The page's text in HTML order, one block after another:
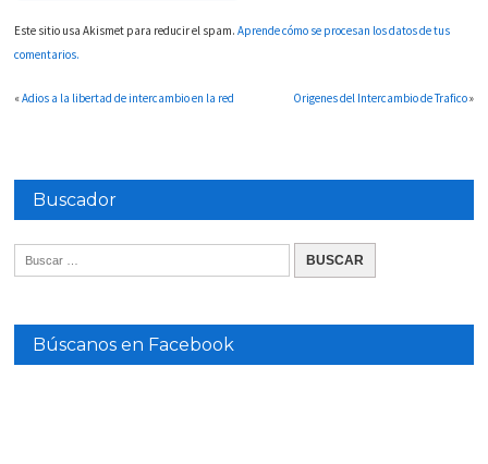
Este sitio usa Akismet para reducir el spam.Aprende cómo se procesan los datos de tus
comentarios.
«Adios a la libertad de intercambio en la red Origenes del Intercambio de Trafico»
Buscador
Búscanos en Facebook